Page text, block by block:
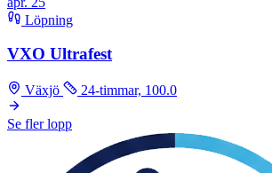
Löpning
VXO Ultrafest
Växjö 24-timmar, 100.0
Se fler lopp